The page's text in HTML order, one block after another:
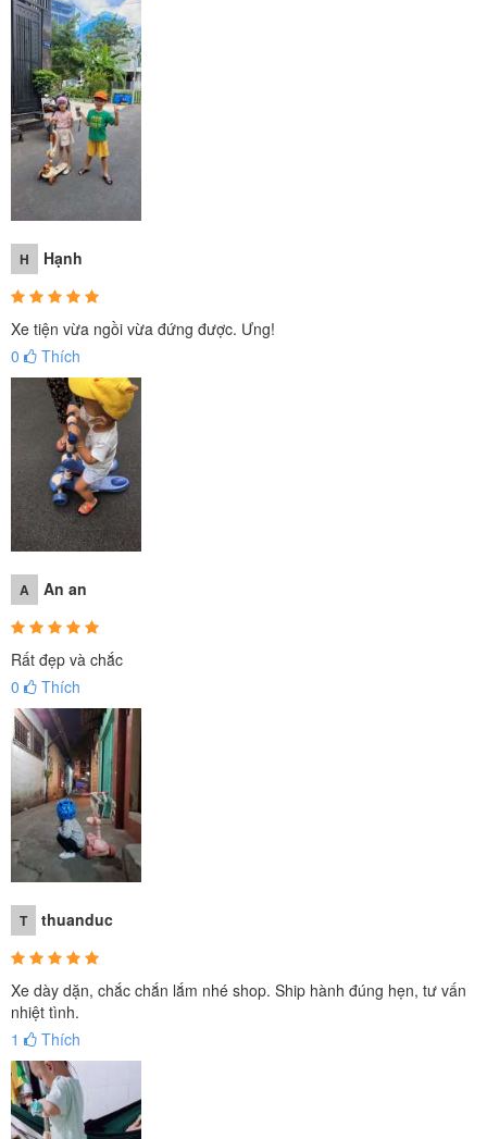
H Hạnh
Xe tiện vừa ngồi vừa đứng được. Ưng!
0
Thích
A An an
Rất đẹp và chắc
0
Thích
T thuanduc
Xe dày dặn, chắc chắn lắm nhé shop. Ship hành đúng hẹn, tư vấn
nhiệt tình.
1
Thích